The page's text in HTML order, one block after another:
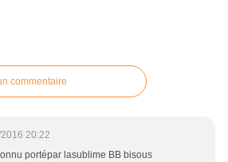
commentaire
20:22
portépar lasublime BB bisous